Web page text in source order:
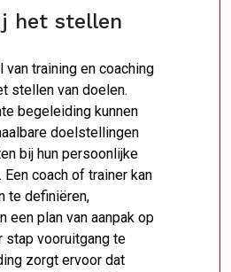
het stellen
van training en coaching
stellen van doelen.
begeleiding kunnen
doelstellingen
bij hun persoonlijke
coach of trainer kan
te definiëren,
een plan van aanpak op
vooruitgang te
zorgt ervoor dat